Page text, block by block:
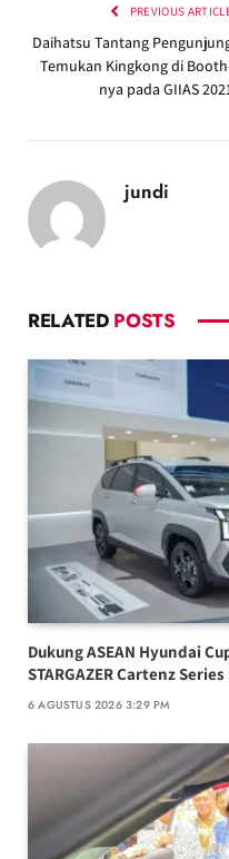
PREVIOUS
Daihatsu Tantang
Temukan Kingkong di
nya pada GIIAS
jundi
RELATED POSTS
Dukung ASEAN Hyundai
STARGAZER Cartenz
6 AGUSTUS 2026 3:29 PM